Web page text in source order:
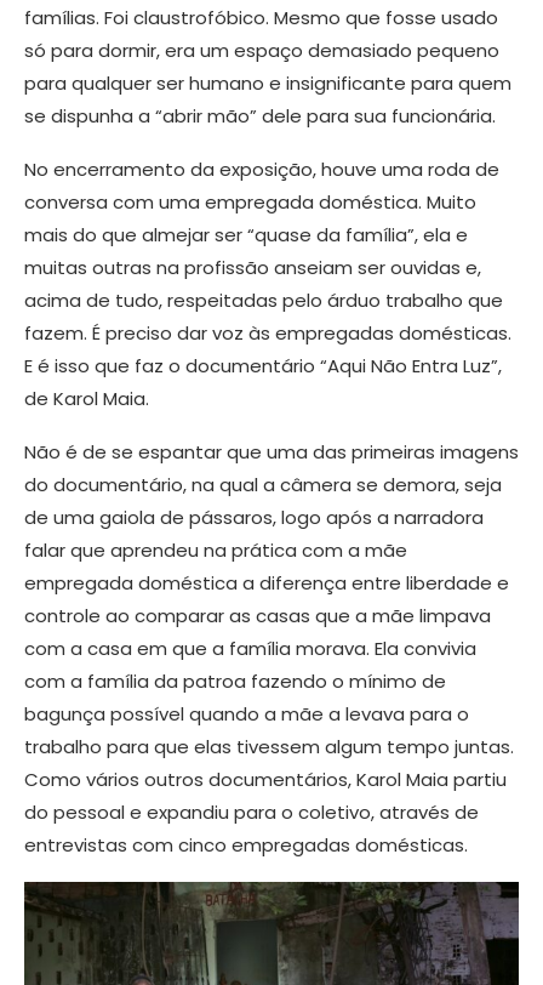
famílias. Foi claustrofóbico. Mesmo que fosse usado
só para dormir, era um espaço demasiado pequeno
para qualquer ser humano e insignificante para quem
se dispunha a “abrir mão” dele para sua funcionária.
No encerramento da exposição, houve uma roda de
conversa com uma empregada doméstica. Muito
mais do que almejar ser “quase da família”, ela e
muitas outras na profissão anseiam ser ouvidas e,
acima de tudo, respeitadas pelo árduo trabalho que
fazem. É preciso dar voz às empregadas domésticas.
E é isso que faz o documentário “Aqui Não Entra Luz”,
de Karol Maia.
Não é de se espantar que uma das primeiras imagens
do documentário, na qual a câmera se demora, seja
de uma gaiola de pássaros, logo após a narradora
falar que aprendeu na prática com a mãe
empregada doméstica a diferença entre liberdade e
controle ao comparar as casas que a mãe limpava
com a casa em que a família morava. Ela convivia
com a família da patroa fazendo o mínimo de
bagunça possível quando a mãe a levava para o
trabalho para que elas tivessem algum tempo juntas.
Como vários outros documentários, Karol Maia partiu
do pessoal e expandiu para o coletivo, através de
entrevistas com cinco empregadas domésticas.